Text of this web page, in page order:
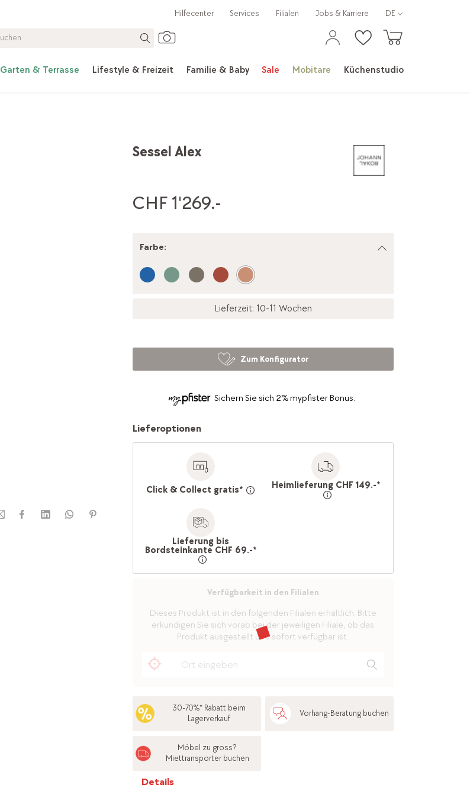
Garten & Terrasse Lifestyle & Freizeit Familie & Baby Sale Mobitare Küchenstudio
Hilfecenter Services Filialen Jobs & Karriere DE
Sessel Alex
CHF 1'269.-
Farbe:
Lieferzeit: 10-11 Wochen
Sichern Sie sich 2% mypfister Bonus.
Zum Konfigurator
Lieferoptionen
Click & Collect gratis* Heimlieferung CHF 149.-*
Lieferung bis
Bordsteinkante CHF 69.-*
Verfügbarkeit in den Filialen
Dieses Produkt ist in den folgenden Filialen erhältlich. Bitte
erkundigen Sie sich vorab bei der jeweiligen Filiale, ob das
Produkt ausgestellt und sofort verfügbar ist.
30-70%* Rabatt beim
Lagerverkauf
Vorhang-Beratung buchen
Möbel zu gross?
Miettransporter buchen
Details